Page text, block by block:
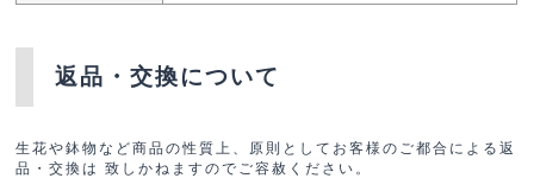
返品・交換について
生花や鉢物など商品の性質上、原則としてお客様のご都合による返
品・交換は 致しかねますのでご容赦ください。